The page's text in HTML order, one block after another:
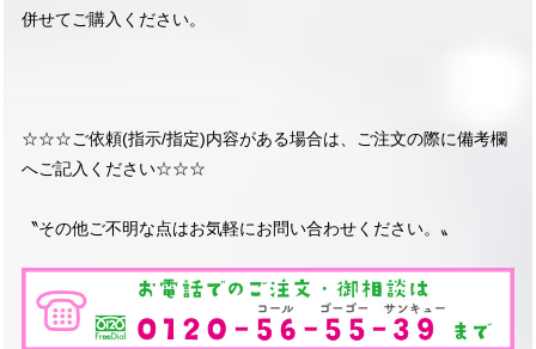
併せてご購入ください。
☆☆☆ご依頼(指示/指定)内容がある場合は、ご注文の際に備考欄
へご記入ください☆☆☆
〝その他ご不明な点はお気軽にお問い合わせください。〟